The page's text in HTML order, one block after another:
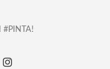
#PINTA!